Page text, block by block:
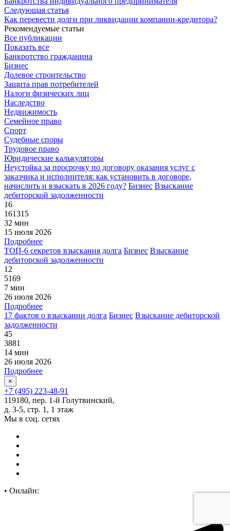
Следующая статья
Как перевести долги при ликвидации компании-кредитора?
Рекомендуемые статьи
Все публикации
Показать все
Банкротство гражданина
Бизнес
Долевое строительство
Защита прав потребителей
Налоги физических лиц
Наследство
Недвижимость
Семейное право
Спорт
Судебные споры
Трудовое право
Юридические калькуляторы
Неустойка за просрочку по договору оказания услуг c
заказчика и исполнителя: как установить в договоре,
начислить и взыскать в 2026 году? Бизнес Взыскание
дебиторской задолженности
16
161315
32 мин
15 июля 2026
Подробнее
ТОП-6 секретов взыскания долга Бизнес Взыскание
дебиторской задолженности
12
5169
7 мин
26 июля 2026
Подробнее
17 фактов о взыскании долга Бизнес Взыскание дебиторской
задолженности
45
3881
14 мин
26 июля 2026
Подробнее
×
+7 (495) 223-48-91
119180, пер. 1-й Голутвинский,
д. 3-5, стр. 1, 1 этаж
Мы в соц. сетях
• Онлайн: